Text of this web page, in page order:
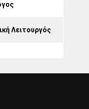
Λειτουργός